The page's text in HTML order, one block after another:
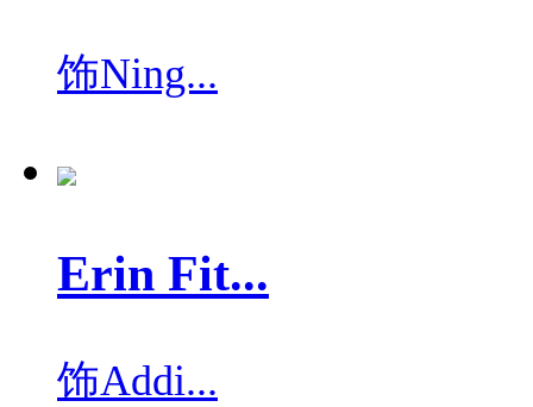
饰Ning...
Erin Fit...
饰Addi...